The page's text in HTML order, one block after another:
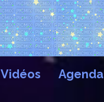
Vidéos Agenda